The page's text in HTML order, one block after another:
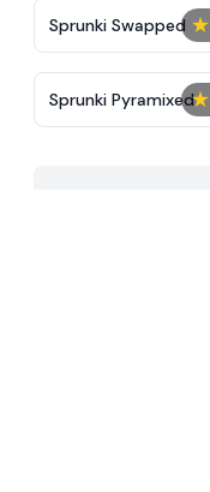
★
Sprunki Swapped
★
Sprunki Pyramixed